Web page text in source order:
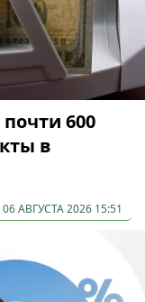
600
в
06 АВГУСТА 2026 15:51